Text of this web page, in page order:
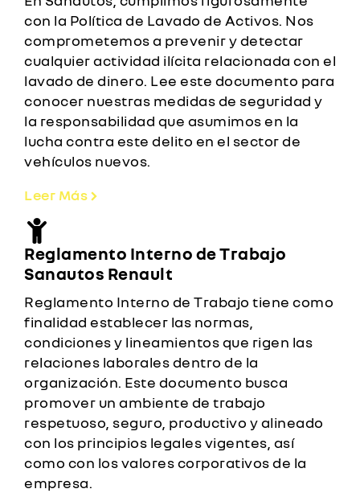
con la Política de Lavado de Activos. Nos
comprometemos a prevenir y detectar
cualquier actividad ilícita relacionada con el
lavado de dinero. Lee este documento para
conocer nuestras medidas de seguridad y
la responsabilidad que asumimos en la
lucha contra este delito en el sector de
vehículos nuevos.
Leer Más
Reglamento Interno de Trabajo
Sanautos Renault
Reglamento Interno de Trabajo tiene como
finalidad establecer las normas,
condiciones y lineamientos que rigen las
relaciones laborales dentro de la
organización. Este documento busca
promover un ambiente de trabajo
respetuoso, seguro, productivo y alineado
con los principios legales vigentes, así
como con los valores corporativos de la
empresa.